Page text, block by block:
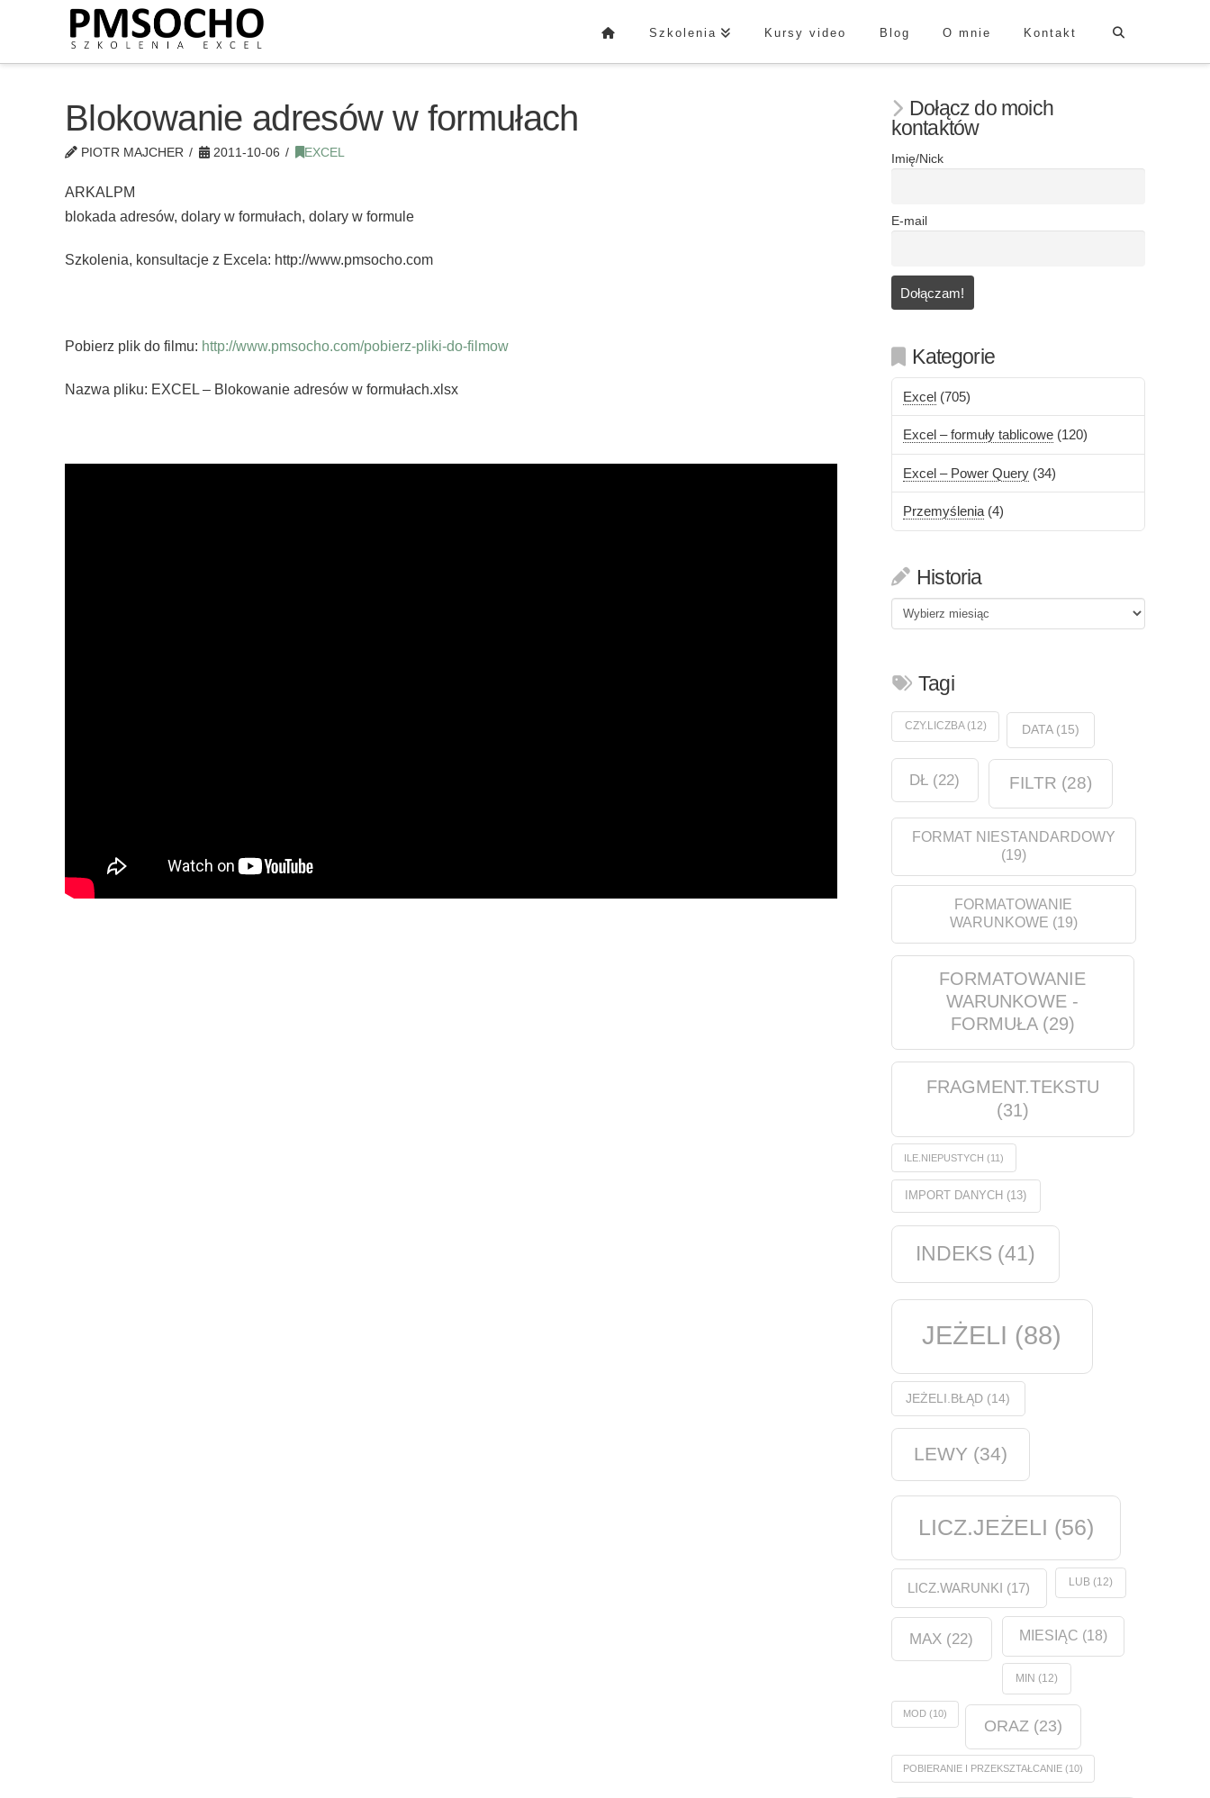
Szkolenia Kursy video Blog O mnie Kontakt
Blokowanie adresów w formułach
PIOTR MAJCHER 2011-10-06 EXCEL
ARKALPM
blokada adresów, dolary w formułach, dolary w formule
Szkolenia, konsultacje z Excela: http://www.pmsocho.com
Pobierz plik do filmu: http://www.pmsocho.com/pobierz-pliki-do-filmow
Nazwa pliku: EXCEL – Blokowanie adresów w formułach.xlsx
Dołącz do moich
kontaktów
Imię/Nick
E-mail
Kategorie
Excel (705)
Excel – formuły tablicowe (120)
Excel – Power Query (34)
Przemyślenia (4)
Historia
Historia
Tagi
CZY.LICZBA(12) DATA(15)
DŁ (22) FILTR (28)
FORMAT NIESTANDARDOWY
(19)
FORMATOWANIE
WARUNKOWE (19)
FORMATOWANIE
WARUNKOWE -
FORMUŁA(29)
FRAGMENT.TEKSTU
(31)
ILE.NIEPUSTYCH (11)
IMPORT DANYCH (13)
INDEKS (41)
JEŻELI (88)
JEŻELI.BŁĄD (14)
LEWY (34)
LICZ.JEŻELI (56)
LICZ.WARUNKI (17) LUB(12)
MAX (22) MIESIĄC (18)
MIN (12)
MOD(10)
ORAZ (23)
POBIERANIE I PRZEKSZTAŁCANIE(10)